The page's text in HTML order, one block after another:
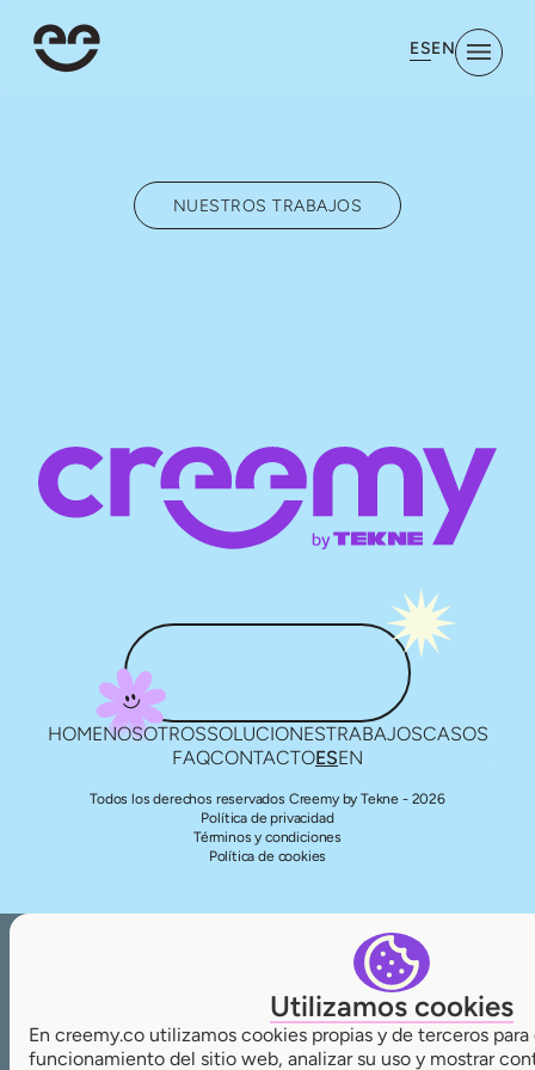
ESEN
NUESTROS TRABAJOS
HOMENOSOTROSSOLUCIONESTRABAJOSCASOS
FAQCONTACTOESEN
Todos los derechos reservados Creemy by Tekne - 2026
Política de privacidad
Términos y condiciones
Política de cookies
Utilizamos cookies
En creemy.co utilizamos cookies propias y de terceros
funcionamiento del sitio web, analizar su uso y mostrar